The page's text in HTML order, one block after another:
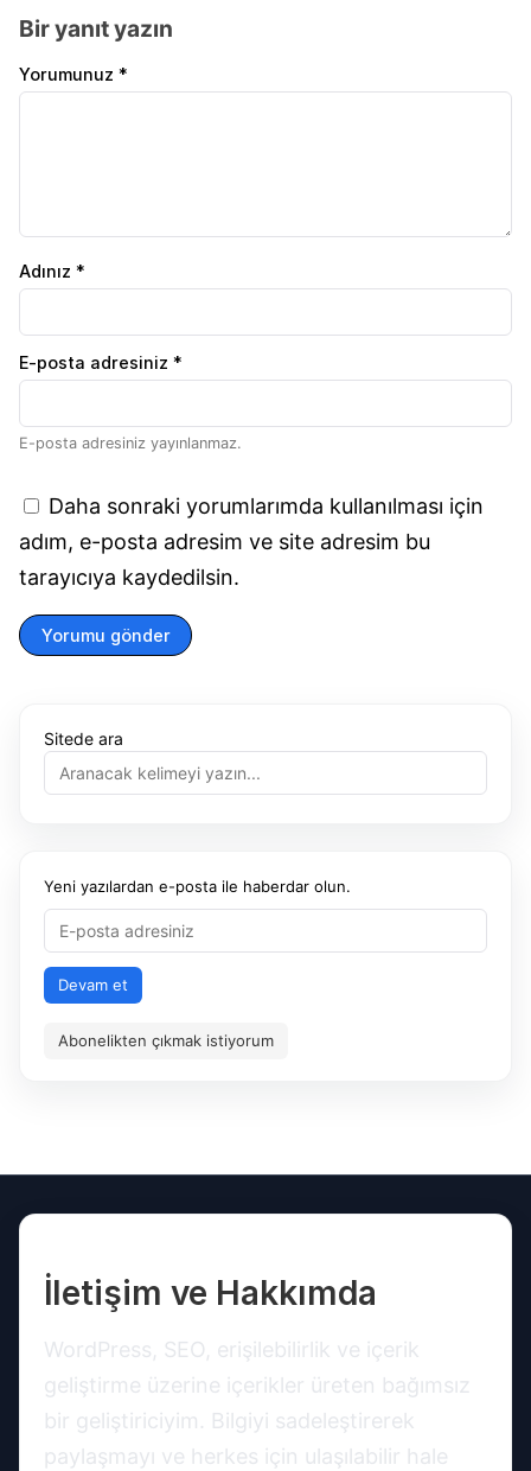
Bir yanıt yazın
Yorumunuz *
Adınız *
E-posta adresiniz *
E-posta adresiniz yayınlanmaz.
Daha sonraki yorumlarımda kullanılması için
adım, e-posta adresim ve site adresim bu
tarayıcıya kaydedilsin.
Yorumu gönder
Sitede ara
Yeni yazılardan e-posta ile haberdar olun.
Devam et
Abonelikten çıkmak istiyorum
İletişim ve Hakkımda
WordPress, SEO, erişilebilirlik ve içerik
geliştirme üzerine içerikler üreten bağımsız
bir geliştiriciyim. Bilgiyi sadeleştirerek
paylaşmayı ve herkes için ulaşılabilir hale